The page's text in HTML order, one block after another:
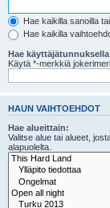
Hae kaikilla sanoilla
Hae kaikilla
Hae
Käytä *-merkkiä
HAUN VAIHTOEHDOT
Hae alueittain:
Valitse alue tai alueet,
alapuolelta.